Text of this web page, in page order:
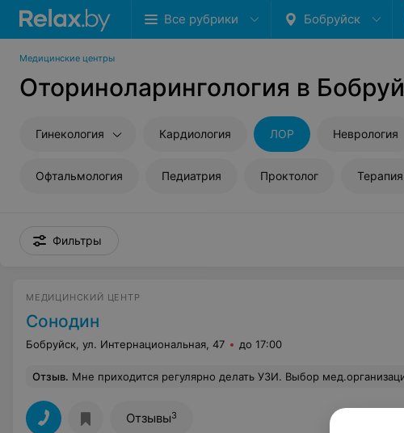
Все рубрики Бобруйск
Медицинские центры
Оториноларингология в
Гинекология Кардиология ЛОР Неврология
Офтальмология Педиатрия Проктолог Терапия
Фильтры
МЕДИЦИНСКИЙ ЦЕНТР
Сонодин
Бобруйск, ул. Интернациональная, 47 до 17:00
Отзыв. Мне приходится регулярно делать УЗИ. Выбор мед.организаций небольшой. Попробовала записаться в мед. центр Сонодин. И первый раз в жизни я услышала фразу от регистратора частной платной клиники: "Мы не можем вас записать, ваш номер телефона заблокирован, посещать нас вы не можете". Сразу хочу сказать, что я не злостный клиент, не жалобщик, никогда не скандалю и не устраиваю сложностей персоналу. Мне пояснили, что когда-то не ясно когда, я записывалась на прием и не пришла, поэтому я у них в "черном списке". Такого случая я даже не помню и подсказать, когда это было мне тоже не смогли. Просто цирк на выезде! В Бобруйске посещаю УЗИ очень редко, в основном посещаю постоянно одного и того же специалиста в г. Минске и когда могла сложиться такая ситуация, не представляю! Меня крайне поражает такое
Отзывы3